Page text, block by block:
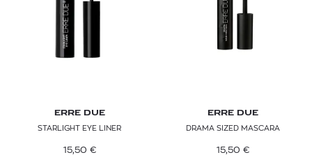
ERRE DUE
STARLIGHT EYE LINER
15,50 €
ERRE DUE
DRAMA SIZED MASCARA
15,50 €